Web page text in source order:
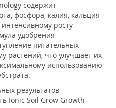
содержит
фосфора, калия, кальция
интенсивному росту
удобрения
питательных
растений, что улучшает их
использованию
результатов
Ionic Soil Grow Growth